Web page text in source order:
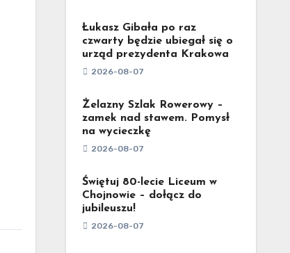
Łukasz Gibała po raz
czwarty będzie ubiegał się o
urząd prezydenta Krakowa
2026-08-07
Żelazny Szlak Rowerowy –
zamek nad stawem. Pomysł
na wycieczkę
2026-08-07
Świętuj 80-lecie Liceum w
Chojnowie – dołącz do
jubileuszu!
2026-08-07